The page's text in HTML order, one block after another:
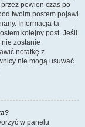
pewien czas po
twoim postem pojawi
Informacja ta
kolejny post. Jeśli
nie zostanie
notatkę z
nie mogą usuwać
w panelu